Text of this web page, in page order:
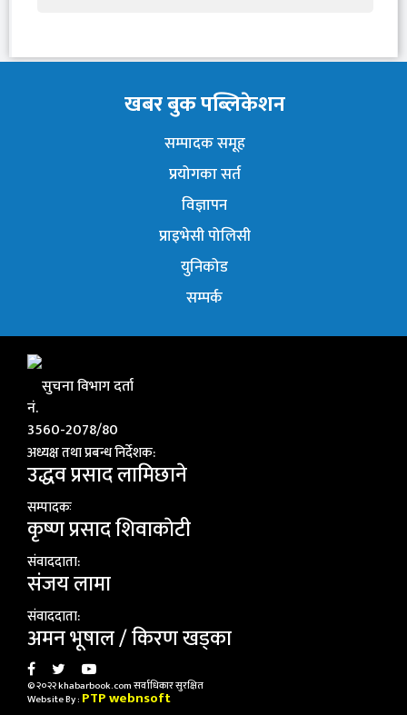
खबर बुक पब्लिकेशन
सम्पादक समूह
प्रयोगका सर्त
विज्ञापन
प्राइभेसी पोलिसी
युनिकोड
सम्पर्क
सुचना विभाग दर्ता
नं.
3560-2078/80
अध्यक्ष तथा प्रबन्ध निर्देशक:
उद्धव प्रसाद लामिछाने
सम्पादकः
कृष्ण प्रसाद शिवाकाेटी
संवाददाता:
संजय लामा
संवाददाता:
अमन भूषाल / किरण खड्का
© २०२२ khabarbook.com सर्वाधिकार सुरक्षित
Website By : PTP webnsoft